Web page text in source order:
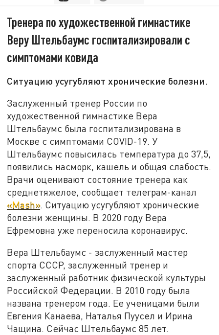
Тренера по художественной гимнастике
Веру Штельбаумс госпитализировали с
симптомами ковида
Ситуацию усугубляют хронические болезни.
Заслуженный тренер России по
художественной гимнастике Вера
Штельбаумс была госпитализирована в
Москве с симптомами COVID-19. У
Штельбаумс повысилась температура до 37,5,
появились насморк, кашель и общая слабость.
Врачи оценивают состояние тренера как
среднетяжелое, сообщает телеграм-канал
«Mash». Ситуацию усугубляют хронические
болезни женщины. В 2020 году Вера
Ефремовна уже переносила коронавирус.
Вера Штельбаумс - заслуженный мастер
спорта СССР, заслуженный тренер и
заслуженный работник физической культуры
Российской Федерации. В 2010 году была
названа тренером года. Ее ученицами были
Евгения Канаева, Наталья Пуусел и Ирина
Чащина. Сейчас Штельбаумс 85 лет.